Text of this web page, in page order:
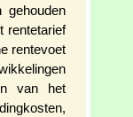
gehouden
rentetarief
rentevoet
van het